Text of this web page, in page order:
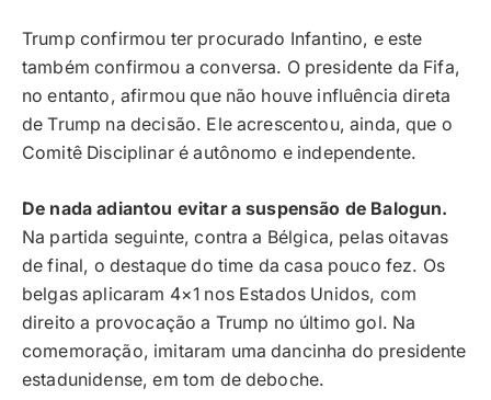
Trump confirmou ter procurado Infantino, e este
também confirmou a conversa. O presidente da Fifa,
no entanto, afirmou que não houve influência direta
de Trump na decisão. Ele acrescentou, ainda, que o
Comitê Disciplinar é autônomo e independente.
De nada adiantou evitar a suspensão de Balogun.
Na partida seguinte, contra a Bélgica, pelas oitavas
de final, o destaque do time da casa pouco fez. Os
belgas aplicaram 4×1 nos Estados Unidos, com
direito a provocação a Trump no último gol. Na
comemoração, imitaram uma dancinha do presidente
estadunidense, em tom de deboche.